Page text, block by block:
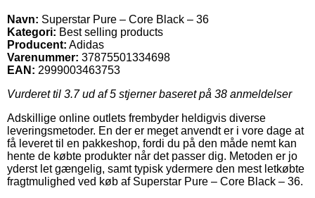
Navn: Superstar Pure – Core Black – 36
Kategori: Best selling products
Producent: Adidas
Varenummer: 37875501334698
EAN: 2999003463753
Vurderet til 3.7ud af 5 stjerner baseret på 38 anmeldelser
Adskillige online outlets frembyder heldigvis diverse
leveringsmetoder. En der er meget anvendt er i vore dage at
få leveret til en pakkeshop, fordi du på den måde nemt kan
hente de købte produkter når det passer dig. Metoden er jo
yderst let gængelig, samt typisk ydermere den mest letkøbte
fragtmulighed ved køb af Superstar Pure – Core Black – 36.